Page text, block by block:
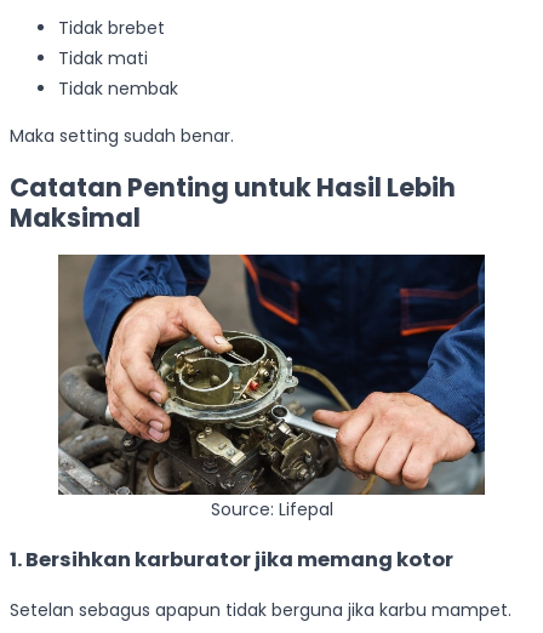
Tidak brebet
Tidak mati
Tidak nembak
Maka setting sudah benar.
Catatan Penting untuk Hasil Lebih
Maksimal
Source: Lifepal
1. Bersihkan karburator jika memang kotor
Setelan sebagus apapun tidak berguna jika karbu mampet.